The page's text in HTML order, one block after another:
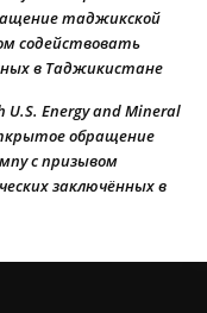
таджикской
содействовать
в Таджикистане
U.S. Energy and Mineral
обращение
с призывом
заключённых в